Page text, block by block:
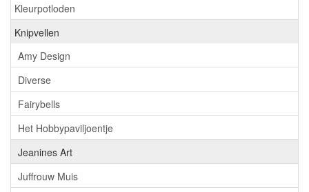
Kleurpotloden
Knipvellen
Amy Design
Diverse
Fairybells
Het Hobbypaviljoentje
Jeanines Art
Juffrouw Muis